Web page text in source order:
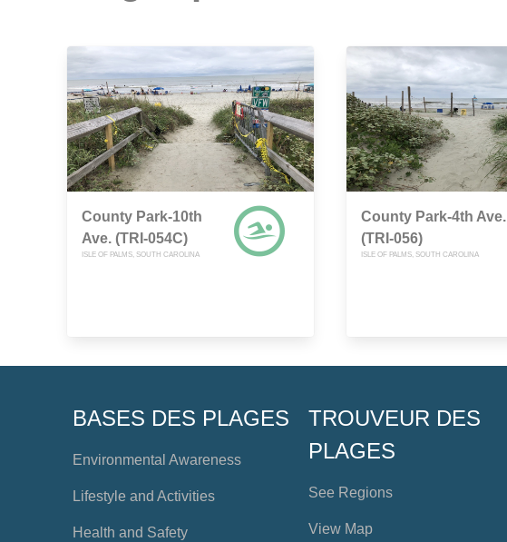
County Park-10th
Ave. (TRI-054C)
ISLE OF PALMS, SOUTH CAROLINA
County Park-4th Ave.
(TRI-056)
ISLE OF PALMS, SOUTH CAROLINA
BASES DES PLAGES
Environmental Awareness
Lifestyle and Activities
Health and Safety
TROUVEUR DES
PLAGES
See Regions
View Map